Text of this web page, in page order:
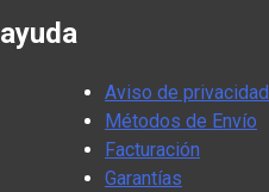
ayuda
Aviso de privacidad
Métodos de Envío
Facturación
Garantías